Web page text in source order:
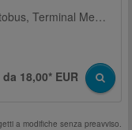
Otopeni via Bucarest, Fermata degli autobus, Terminal Memento bus
da 18,00* EUR
a modifiche senza preavviso.